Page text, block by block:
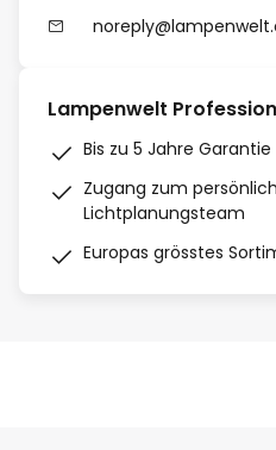
Lampenwelt
Bis zu 5 Jahre Garantie
Zugang zum
Lichtplanungsteam
Europas grösstes